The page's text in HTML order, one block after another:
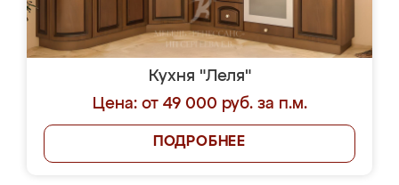
Кухня "Леля"
Цена: от 49 000 руб. за п.м.
ПОДРОБНЕЕ